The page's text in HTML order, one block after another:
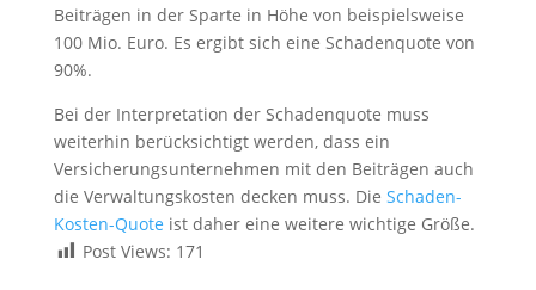
Beiträgen in der Sparte in Höhe von beispielsweise
100 Mio. Euro. Es ergibt sich eine Schadenquote von
90%.
Bei der Interpretation der Schadenquote muss
weiterhin berücksichtigt werden, dass ein
Versicherungsunternehmen mit den Beiträgen auch
die Verwaltungskosten decken muss. Die Schaden-
Kosten-Quote ist daher eine weitere wichtige Größe.
Post Views: 171